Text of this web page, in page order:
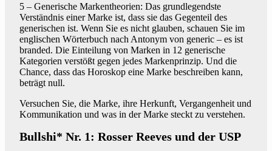
5 – Generische Markentheorien: Das grundlegendste
Verständnis einer Marke ist, dass sie das Gegenteil des
generischen ist. Wenn Sie es nicht glauben, schauen Sie im
englischen Wörterbuch nach Antonym von generic – es ist
branded. Die Einteilung von Marken in 12 generische
Kategorien verstößt gegen jedes Markenprinzip. Und die
Chance, dass das Horoskop eine Marke beschreiben kann,
beträgt null.
Versuchen Sie, die Marke, ihre Herkunft, Vergangenheit und
Kommunikation und was in der Marke steckt zu verstehen.
Bullshi* Nr. 1: Rosser Reeves und der USP